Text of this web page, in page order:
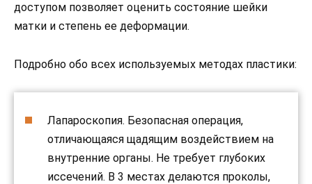
доступом позволяет оценить состояние шейки
матки и степень ее деформации.
Подробно обо всех используемых методах пластики:
Лапароскопия. Безопасная операция,
отличающаяся щадящим воздействием на
внутренние органы. Не требует глубоких
иссечений. В 3 местах делаются проколы,